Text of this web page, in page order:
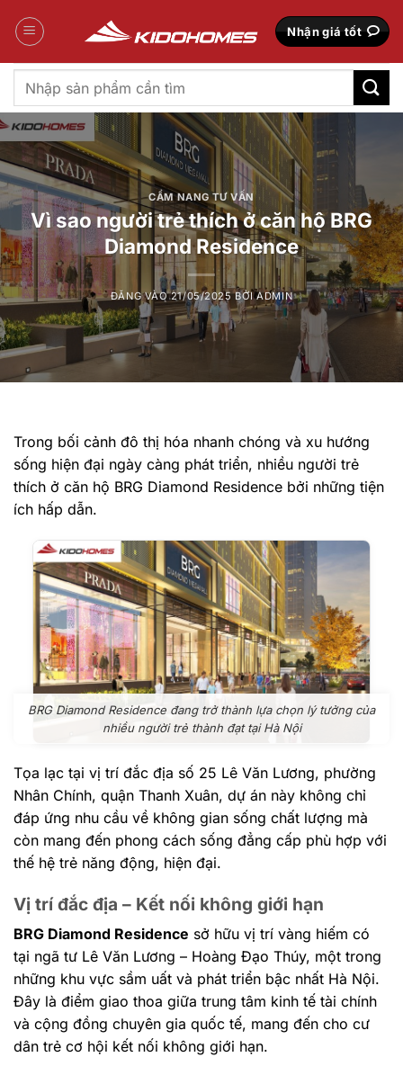
qua
Nhận giá tốt
Tìm
kiếm:
CẨM NANG TƯ VẤN
Vì sao người trẻ thích ở căn hộ BRG
Diamond Residence
ĐĂNG VÀO21/05/2025 BỞIADMIN
Trong bối cảnh đô thị hóa nhanh chóng và xu hướng
sống hiện đại ngày càng phát triển, nhiều người trẻ
thích ở căn hộ BRG Diamond Residence bởi những tiện
ích hấp dẫn.
BRG Diamond Residence đang trở thành lựa chọn lý tưởng của
nhiều người trẻ thành đạt tại Hà Nội
Tọa lạc tại vị trí đắc địa số 25 Lê Văn Lương, phường
Nhân Chính, quận Thanh Xuân, dự án này không chỉ
đáp ứng nhu cầu về không gian sống chất lượng mà
còn mang đến phong cách sống đẳng cấp phù hợp với
thế hệ trẻ năng động, hiện đại.
Vị trí đắc địa – Kết nối không giới hạn
BRG Diamond Residence sở hữu vị trí vàng hiếm có
tại ngã tư Lê Văn Lương – Hoàng Đạo Thúy, một trong
những khu vực sầm uất và phát triển bậc nhất Hà Nội.
Đây là điểm giao thoa giữa trung tâm kinh tế tài chính
và cộng đồng chuyên gia quốc tế, mang đến cho cư
dân trẻ cơ hội kết nối không giới hạn.